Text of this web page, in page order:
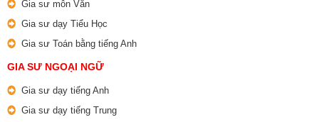
Gia sư môn Văn
Gia sư dạy Tiểu Học
Gia sư Toán bằng tiếng Anh
GIA SƯ NGOẠI NGỮ
Gia sư dạy tiếng Anh
Gia sư dạy tiếng Trung